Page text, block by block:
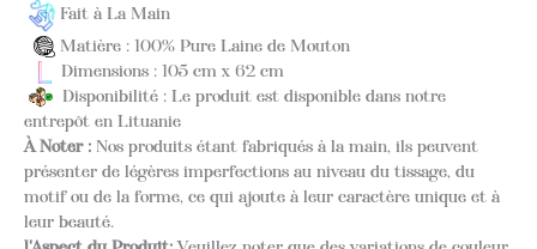
Fait à La Main
Matière : 100% Pure Laine de Mouton
Dimensions : 105 cm x 62 cm
Disponibilité : Le produit est disponible dans notre
entrepôt en Lituanie
À Noter : Nos produits étant fabriqués à la main, ils peuvent
présenter de légères imperfections au niveau du tissage, du
motif ou de la forme, ce qui ajoute à leur caractère unique et à
leur beauté.